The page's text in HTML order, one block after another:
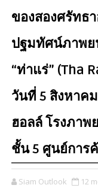
ของสองศรัทธ
ปฐมทัศน์ภาพย
“ท่าแร่” (Tha
วันที่ 5 สิงหาค
ฮอลล์ โรงภา
ชั้น 5 ศูนย์การ
Siam Outlook 12